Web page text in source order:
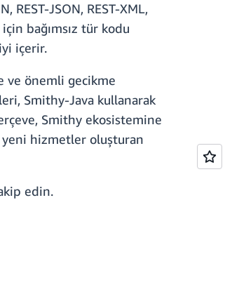
JSON, REST-XML,
bağımsız tür kodu
içerir.
ve önemli gecikme
Smithy-Java kullanarak
Smithy ekosistemine
yeni hizmetler oluşturan
edin.